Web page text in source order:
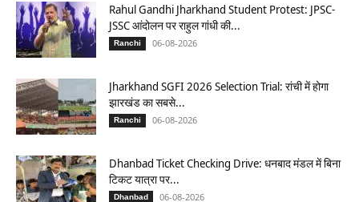
Rahul Gandhi Jharkhand Student Protest: JPSC-
JSSC आंदोलन पर राहुल गांधी की...
Ranchi 06-08-2026
Jharkhand SGFI 2026 Selection Trial: रांची में होगा
झारखंड का सबसे...
Ranchi 06-08-2026
Dhanbad Ticket Checking Drive: धनबाद मंडल में बिना
टिकट यात्रा पर...
Dhanbad 06-08-2026